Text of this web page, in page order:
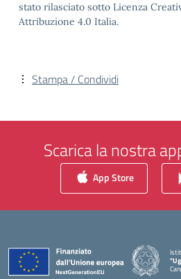
stato rilasciato sotto Licenza
Attribuzione 4.0 Italia.
Stampa / Condividi
Scarica la nostra
App Store